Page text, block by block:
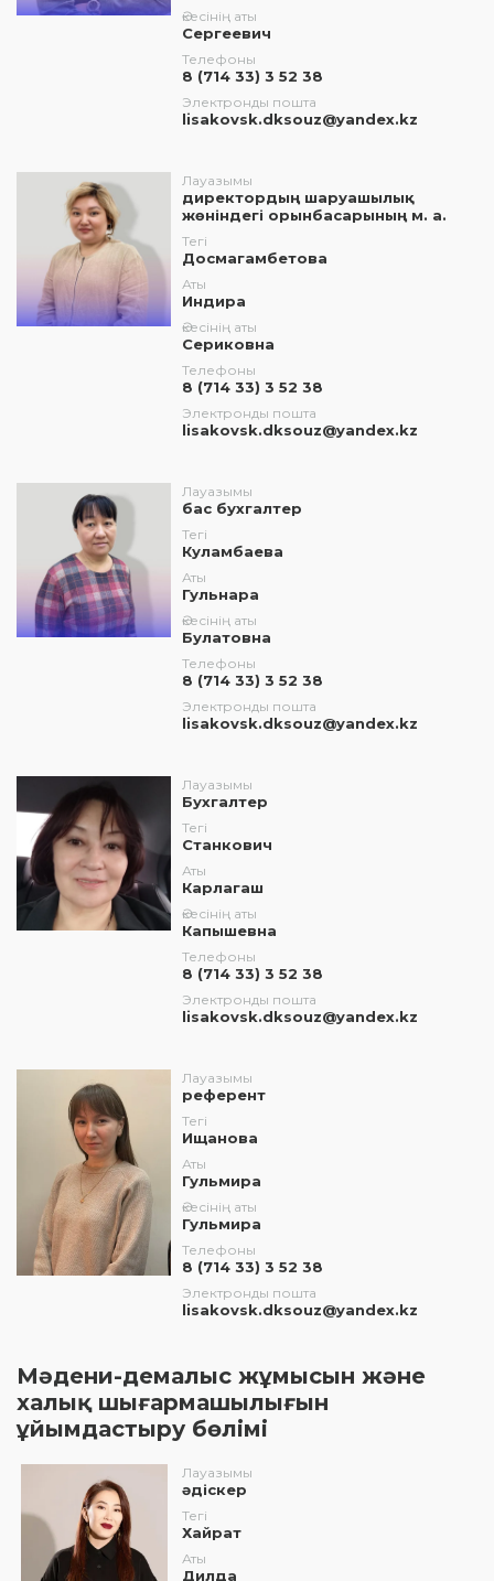
Әкесінің аты
Сергеевич
Телефоны
8 (714 33) 3 52 38
Электронды пошта
lisakovsk.dksouz@yandex.kz
Лауазымы
директордың шаруашылық
жөніндегі орынбасарының м. а.
Тегі
Досмагамбетова
Аты
Индира
Әкесінің аты
Сериковна
Телефоны
8 (714 33) 3 52 38
Электронды пошта
lisakovsk.dksouz@yandex.kz
Лауазымы
бас бухгалтер
Тегі
Куламбаева
Аты
Гульнара
Әкесінің аты
Булатовна
Телефоны
8 (714 33) 3 52 38
Электронды пошта
lisakovsk.dksouz@yandex.kz
Лауазымы
Бухгалтер
Тегі
Станкович
Аты
Карлагаш
Әкесінің аты
Капышевна
Телефоны
8 (714 33) 3 52 38
Электронды пошта
lisakovsk.dksouz@yandex.kz
Лауазымы
референт
Тегі
Ищанова
Аты
Гульмира
Әкесінің аты
Гульмира
Телефоны
8 (714 33) 3 52 38
Электронды пошта
lisakovsk.dksouz@yandex.kz
Мәдени-демалыс жұмысын және
халық шығармашылығын
ұйымдастыру бөлімі
Лауазымы
әдіскер
Тегі
Хайрат
Аты
Дилда